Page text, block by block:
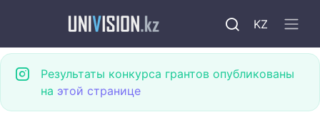
KZ
Результаты конкурса грантов опубликованы
на этой странице